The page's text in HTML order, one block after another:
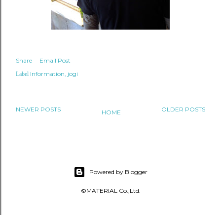
Share Email Post
Label Information jogi
NEWER POSTS OLDER POSTS
HOME
Powered by Blogger
©MATERIAL Co.,Ltd.